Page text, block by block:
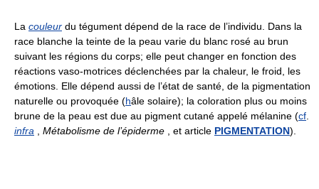
La couleur du tégument dépend de la race de l’individu. Dans la
race blanche la teinte de la peau varie du blanc rosé au brun
suivant les régions du corps; elle peut changer en fonction des
réactions vaso-motrices déclenchées par la chaleur, le froid, les
émotions. Elle dépend aussi de l’état de santé, de la pigmentation
naturelle ou provoquée (hâle solaire); la coloration plus ou moins
brune de la peau est due au pigment cutané appelé mélanine (cf
infra
Métabolisme de l’épiderme , et article PIGMENTATION).